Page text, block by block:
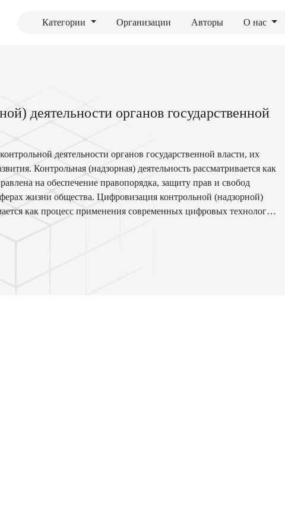
Категории Организации Авторы О нас
деятельности органов государственной
деятельности органов государственной власти, их
Контрольная (надзорная) деятельность рассматривается как
на обеспечение правопорядка, защиту прав и свобод
жизни общества. Цифровизация контрольной (надзорной)
как процесс применения современных цифровых технологий
деятельности данных органов власти. Этот процесс
изменений геополитической ситуации, а также роста